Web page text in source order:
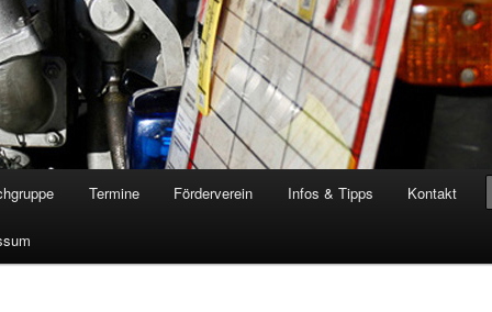
Termine Förderverein Infos & Tipps Kontakt